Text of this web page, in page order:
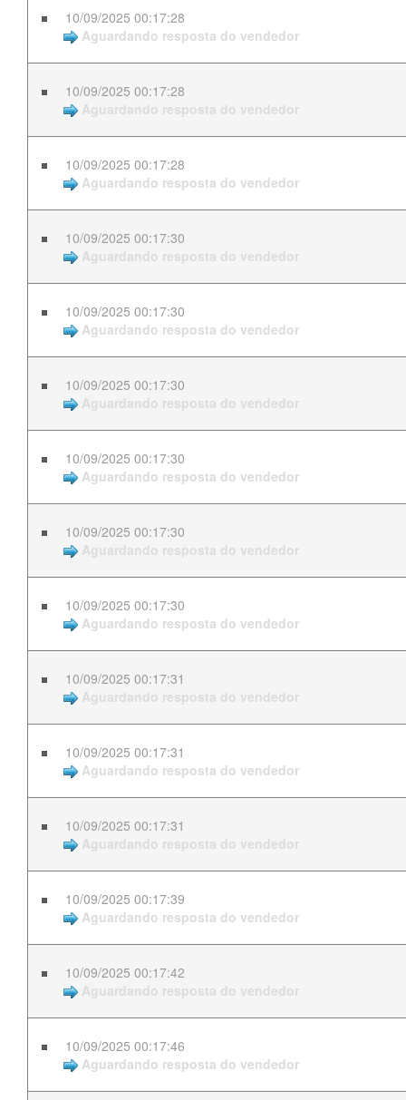
10/09/2025 00:17:28
Aguardando resposta do vendedor
10/09/2025 00:17:28
Aguardando resposta do vendedor
10/09/2025 00:17:28
Aguardando resposta do vendedor
10/09/2025 00:17:30
Aguardando resposta do vendedor
10/09/2025 00:17:30
Aguardando resposta do vendedor
10/09/2025 00:17:30
Aguardando resposta do vendedor
10/09/2025 00:17:30
Aguardando resposta do vendedor
10/09/2025 00:17:30
Aguardando resposta do vendedor
10/09/2025 00:17:30
Aguardando resposta do vendedor
10/09/2025 00:17:31
Aguardando resposta do vendedor
10/09/2025 00:17:31
Aguardando resposta do vendedor
10/09/2025 00:17:31
Aguardando resposta do vendedor
10/09/2025 00:17:39
Aguardando resposta do vendedor
10/09/2025 00:17:42
Aguardando resposta do vendedor
10/09/2025 00:17:46
Aguardando resposta do vendedor